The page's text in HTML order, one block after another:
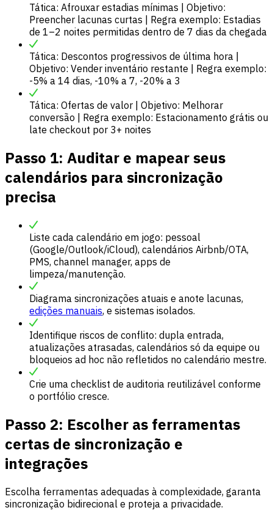
Tática: Afrouxar estadias mínimas | Objetivo:
Preencher lacunas curtas | Regra exemplo: Estadias
de 1–2 noites permitidas dentro de 7 dias da chegada
Tática: Descontos progressivos de última hora |
Objetivo: Vender inventário restante | Regra exemplo:
-5% a 14 dias, -10% a 7, -20% a 3
Tática: Ofertas de valor | Objetivo: Melhorar
conversão | Regra exemplo: Estacionamento grátis ou
late checkout por 3+ noites
Passo 1: Auditar e mapear seus
calendários para sincronização
precisa
Liste cada calendário em jogo: pessoal
(Google/Outlook/iCloud), calendários Airbnb/OTA,
PMS, channel manager, apps de
limpeza/manutenção.
Diagrama sincronizações atuais e anote lacunas,
edições manuais, e sistemas isolados.
Identifique riscos de conflito: dupla entrada,
atualizações atrasadas, calendários só da equipe ou
bloqueios ad hoc não refletidos no calendário mestre.
Crie uma checklist de auditoria reutilizável conforme
o portfólio cresce.
Passo 2: Escolher as ferramentas
certas de sincronização e
integrações
Escolha ferramentas adequadas à complexidade, garanta
sincronização bidirecional e proteja a privacidade.